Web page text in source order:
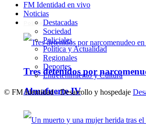
Policiales
Tres detenidos por
Almafuerte IV
FM Identidad en vivo
Noticias
Destacadas
Sociedad
Policiales
Política y Actualidad
Regionales
Deportes
Entretenimiento y Cultura
© FM Identidad - Desarrollo y hospedaje